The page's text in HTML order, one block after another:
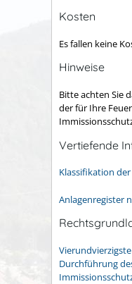
Kosten
Es fallen keine
Hinweise
Bitte achten Sie
der für Ihre
Vertiefende
Klassifikation
Anlagenregister
Durchführung